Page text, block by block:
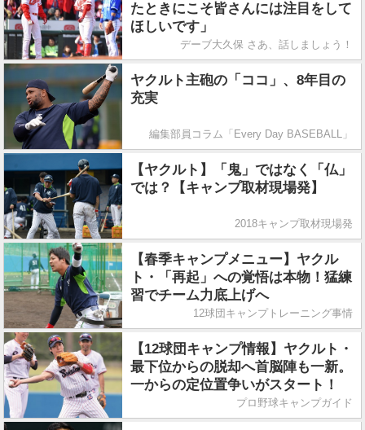
たときにこそ皆さんには注目をして
ほしいです」
デーブ大久保 さあ、話しましょう！
ヤクルト主砲の「ココ」、8年目の
充実
編集部員コラム「Every Day BASEBALL」
【ヤクルト】「鬼」ではなく「仏」
では？【キャンプ取材現場発】
2018キャンプ取材現場発
【春季キャンプメニュー】ヤクル
ト・「再起」への覚悟は本物！猛練
習でチーム力底上げへ
12球団キャンプトレーニング事情
【12球団キャンプ情報】ヤクルト・
最下位からの脱却へ首脳陣も一新。
一からの定位置争いがスタート！
プロ野球キャンプガイド